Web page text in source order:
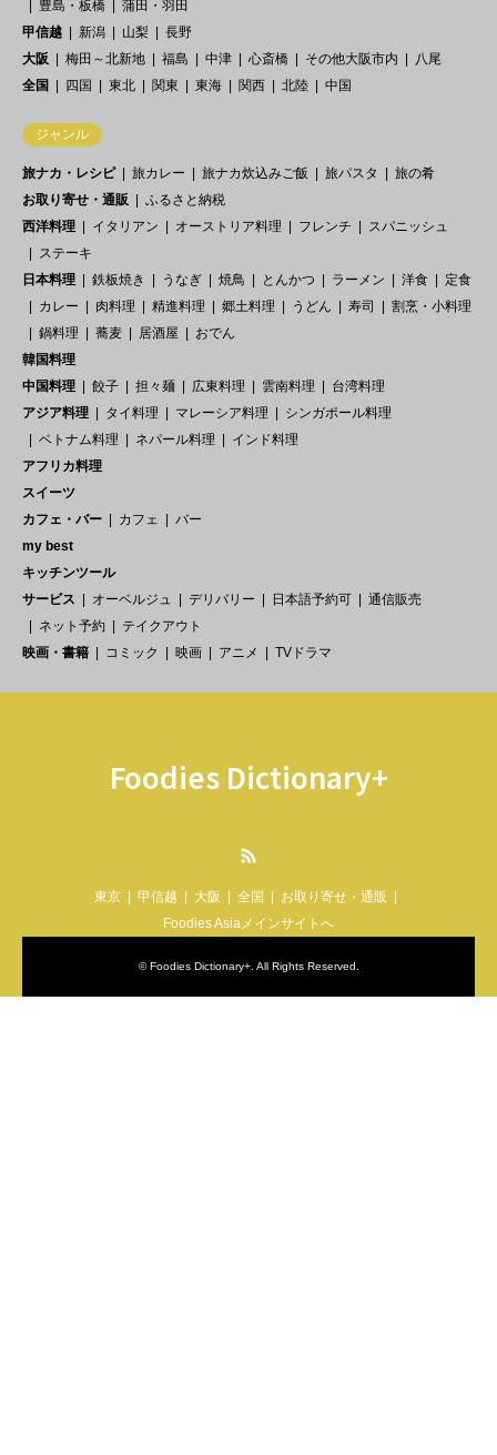
豊島・板橋
蒲田・羽田
甲信越
新潟 山梨
長野
大阪
梅田～北新地 福島 中津 心斎橋 その他大阪市内
八尾
全国
四国 東北 関東 東海 関西 北陸 中国
ジャンル
旅ナカ・レシピ 旅カレー 旅ナカ炊込みご飯 旅パスタ
旅の肴
お取り寄せ・通販
ふるさと納税
西洋料理
イタリアン オーストリア料理 フレンチ
スパニッシュ
ステーキ
日本料理
鉄板焼き うなぎ 焼鳥 とんかつ ラーメン 洋食
定食
カレー
肉料理 精進料理 郷土料理 うどん 寿司
割烹・小料理
鍋料理
蕎麦 居酒屋
おでん
韓国料理
中国料理
餃子 担々麺 広東料理 雲南料理
台湾料理
アジア料理
タイ料理 マレーシア料理
シンガポール料理
ベトナム料理
ネパール料理
インド料理
アフリカ料理
スイーツ
カフェ・バー
カフェ
バー
my best
キッチンツール
サービス
オーベルジュ デリバリー 日本語予約可
通信販売
ネット予約
テイクアウト
映画・書籍
コミック 映画 アニメ TVドラマ
Foodies Dictionary+
東京 甲信越 大阪 全国
お取り寄せ・通販
Foodies Asiaメインサイトへ
©Foodies Dictionary+. All Rights Reserved.